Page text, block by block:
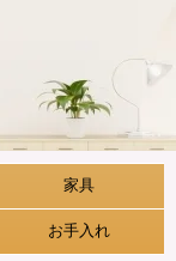
家具
お手入れ